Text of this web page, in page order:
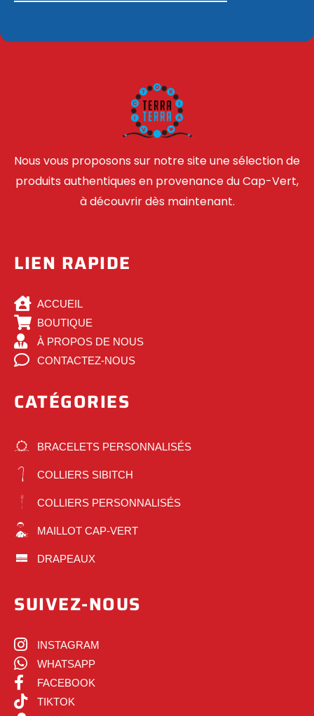
Nous vous proposons sur notre site une sélection de
produits authentiques en provenance du Cap-Vert,
à découvrir dès maintenant.
LIEN RAPIDE
ACCUEIL
BOUTIQUE
À PROPOS DE NOUS
CONTACTEZ-NOUS
CATÉGORIES
BRACELETS PERSONNALISÉS
COLLIERS SIBITCH
COLLIERS PERSONNALISÉS
MAILLOT CAP-VERT
DRAPEAUX
SUIVEZ-NOUS
INSTAGRAM
WHATSAPP
FACEBOOK
TIKTOK